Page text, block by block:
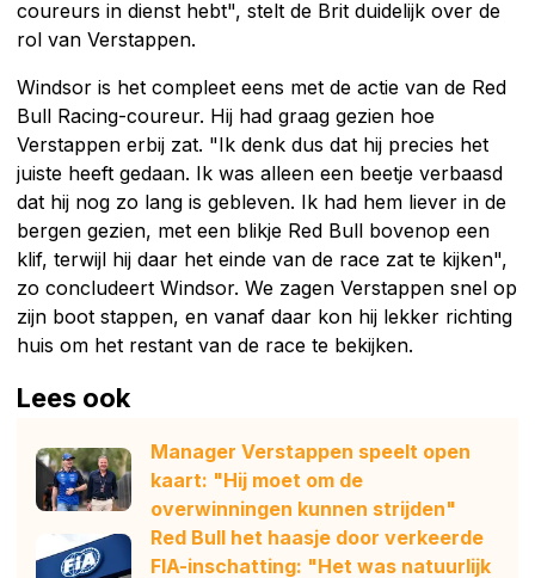
coureurs in dienst hebt", stelt de Brit duidelijk over de
rol van Verstappen.
Windsor is het compleet eens met de actie van de Red
Bull Racing-coureur. Hij had graag gezien hoe
Verstappen erbij zat. "Ik denk dus dat hij precies het
juiste heeft gedaan. Ik was alleen een beetje verbaasd
dat hij nog zo lang is gebleven. Ik had hem liever in de
bergen gezien, met een blikje Red Bull bovenop een
klif, terwijl hij daar het einde van de race zat te kijken",
zo concludeert Windsor. We zagen Verstappen snel op
zijn boot stappen, en vanaf daar kon hij lekker richting
huis om het restant van de race te bekijken.
Lees ook
Manager Verstappen speelt open
kaart: "Hij moet om de
overwinningen kunnen strijden"
Red Bull het haasje door verkeerde
FIA-inschatting: "Het was natuurlijk